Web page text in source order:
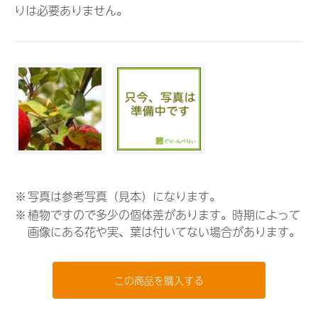
りは必要ありません。
※写真は参考写真（見本）になります。
※植物ですので多少の個体差があります。時期によって
画像にある花や実、葉は付いてない場合があります。
この商品を購入する